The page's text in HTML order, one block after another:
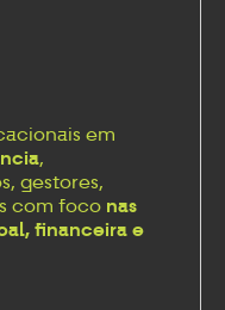
em
,
gestores,
com foco nas
financeira e